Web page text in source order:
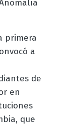
primera
a
de
en
que